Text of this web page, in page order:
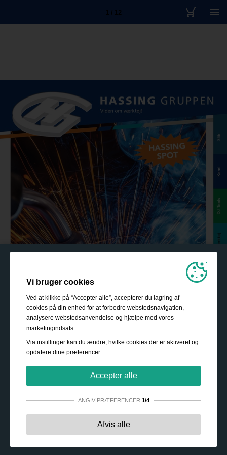
1 / 12
Vi bruger cookies
Ved at klikke på “Accepter alle”, accepterer du lagring af
cookies på din enhed for at forbedre webstedsnavigation,
analysere webstedsanvendelse og hjælpe med vores
marketingindsats.
Via instillinger kan du ændre, hvilke cookies der er aktiveret og
opdatere dine præferencer.
Accepter alle
ANGIV PRÆFERENCER 1/4
Disse cookies er essentielle for at
Afvis alle